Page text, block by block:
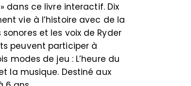
dans ce livre interactif. Dix
vie à l’histoire avec de la
et les voix de Ryder
peuvent participer à
modes de jeu : L’heure du
la musique. Destiné aux